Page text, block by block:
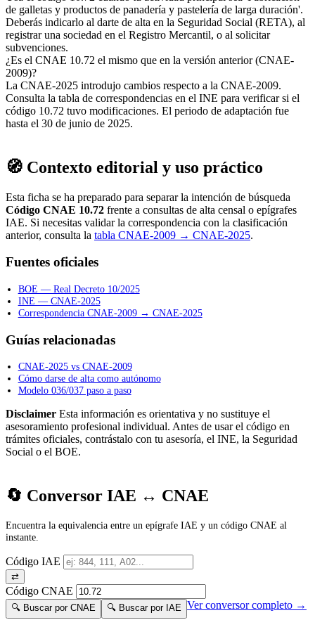
de galletas y productos de panadería y pastelería de larga duración'.
Deberás indicarlo al darte de alta en la Seguridad Social (RETA), al
registrar una sociedad en el Registro Mercantil, o al solicitar
subvenciones.
¿Es el CNAE 10.72 el mismo que en la versión anterior (CNAE-
2009)?
La CNAE-2025 introdujo cambios respecto a la CNAE-2009.
Consulta la tabla de correspondencias en el INE para verificar si el
código 10.72 tuvo modificaciones. El periodo de adaptación fue
hasta el 30 de junio de 2025.
🧭 Contexto editorial y uso práctico
Esta ficha se ha preparado para separar la intención de búsqueda
Código CNAE 10.72 frente a consultas de alta censal o epígrafes
IAE. Si necesitas validar la correspondencia con la clasificación
anterior, consulta la tabla CNAE-2009 → CNAE-2025.
Fuentes oficiales
BOE — Real Decreto 10/2025
INE — CNAE-2025
Correspondencia CNAE-2009 → CNAE-2025
Guías relacionadas
CNAE-2025 vs CNAE-2009
Cómo darse de alta como autónomo
Modelo 036/037 paso a paso
Disclaimer Esta información es orientativa y no sustituye el
asesoramiento profesional individual. Antes de usar el código en
trámites oficiales, contrástalo con tu asesoría, el INE, la Seguridad
Social o el BOE.
🔄 Conversor IAE ↔ CNAE
Encuentra la equivalencia entre un epígrafe IAE y un código CNAE al
instante.
Código IAE
⇄
Código CNAE
🔍 Buscar por CNAE 🔍 Buscar por IAE Ver conversor completo →